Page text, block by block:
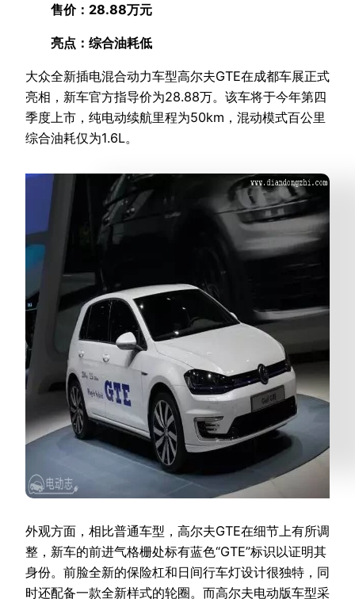
售价：28.88万元
亮点：综合油耗低
大众全新插电混合动力车型高尔夫GTE在成都车展正式
亮相，新车官方指导价为28.88万。该车将于今年第四
季度上市，纯电动续航里程为50km，混动模式百公里
综合油耗仅为1.6L。
外观方面，相比普通车型，高尔夫GTE在细节上有所调
整，新车的前进气格栅处标有蓝色“GTE”标识以证明其
身份。前脸全新的保险杠和日间行车灯设计很独特，同
时还配备一款全新样式的轮圈。而高尔夫电动版车型采